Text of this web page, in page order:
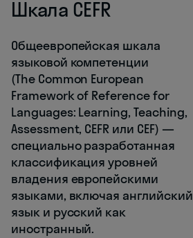
Шкала CEFR
Общеевропейская шкала
языковой компетенции
(The Common European
Framework of Reference for
Languages: Learning, Teaching,
Assessment, CEFR или CEF) —
специально разработанная
классификация уровней
владения европейскими
языками, включая английский
язык и русский как
иностранный.